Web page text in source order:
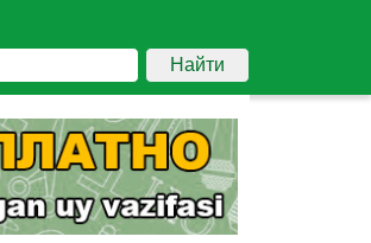
Найти